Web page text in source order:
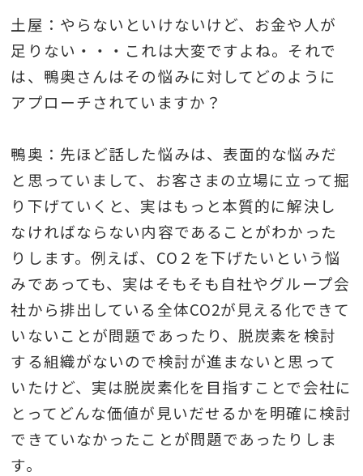
土屋：やらないといけないけど、お金や人が
足りない・・・これは大変ですよね。それで
は、鴨奥さんはその悩みに対してどのように
アプローチされていますか？
鴨奥：先ほど話した悩みは、表面的な悩みだ
と思っていまして、お客さまの立場に立って掘
り下げていくと、実はもっと本質的に解決し
なければならない内容であることがわかった
りします。例えば、CO２を下げたいという悩
みであっても、実はそもそも自社やグループ会
社から排出している全体CO2が見える化できて
いないことが問題であったり、脱炭素を検討
する組織がないので検討が進まないと思って
いたけど、実は脱炭素化を目指すことで会社に
とってどんな価値が見いだせるかを明確に検討
できていなかったことが問題であったりしま
す。